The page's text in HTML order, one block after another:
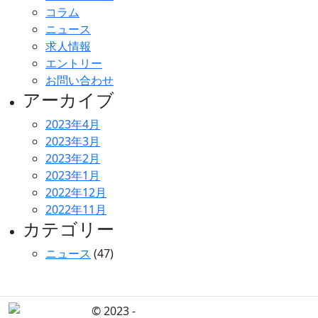
コラム
ニュース
求人情報
エントリー
お問い合わせ
アーカイブ
2023年4月
2023年3月
2023年2月
2023年1月
2022年12月
2022年11月
カテゴリー
ニュース (47)
© 2023 -